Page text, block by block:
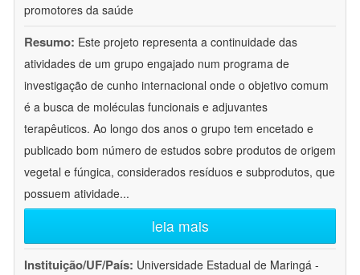
promotores da saúde
Resumo: Este projeto representa a continuidade das
atividades de um grupo engajado num programa de
investigação de cunho internacional onde o objetivo comum
é a busca de moléculas funcionais e adjuvantes
terapêuticos. Ao longo dos anos o grupo tem encetado e
publicado bom número de estudos sobre produtos de origem
vegetal e fúngica, considerados resíduos e subprodutos, que
possuem atividade...
leia mais
Instituição/UF/País: Universidade Estadual de Maringá -